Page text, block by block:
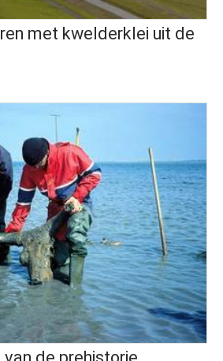
met kwelderklei uit de